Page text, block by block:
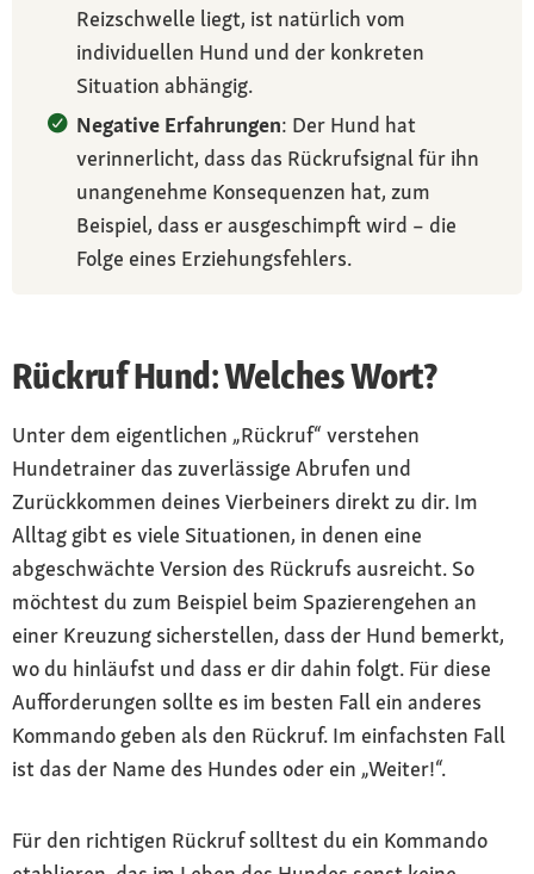
Reizschwelle liegt, ist natürlich vom
individuellen Hund und der konkreten
Situation abhängig.
Negative Erfahrungen: Der Hund hat
verinnerlicht, dass das Rückrufsignal für ihn
unangenehme Konsequenzen hat, zum
Beispiel, dass er ausgeschimpft wird – die
Folge eines Erziehungsfehlers.
Rückruf Hund: Welches Wort?
Unter dem eigentlichen „Rückruf“ verstehen
Hundetrainer das zuverlässige Abrufen und
Zurückkommen deines Vierbeiners direkt zu dir. Im
Alltag gibt es viele Situationen, in denen eine
abgeschwächte Version des Rückrufs ausreicht. So
möchtest du zum Beispiel beim Spazierengehen an
einer Kreuzung sicherstellen, dass der Hund bemerkt,
wo du hinläufst und dass er dir dahin folgt. Für diese
Aufforderungen sollte es im besten Fall ein anderes
Kommando geben als den Rückruf. Im einfachsten Fall
ist das der Name des Hundes oder ein „Weiter!“.
Für den richtigen Rückruf solltest du ein Kommando